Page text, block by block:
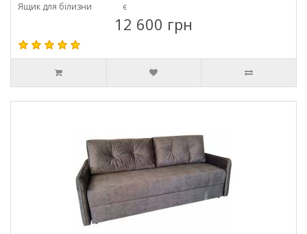
Ящик для білизни
є
12 600 грн